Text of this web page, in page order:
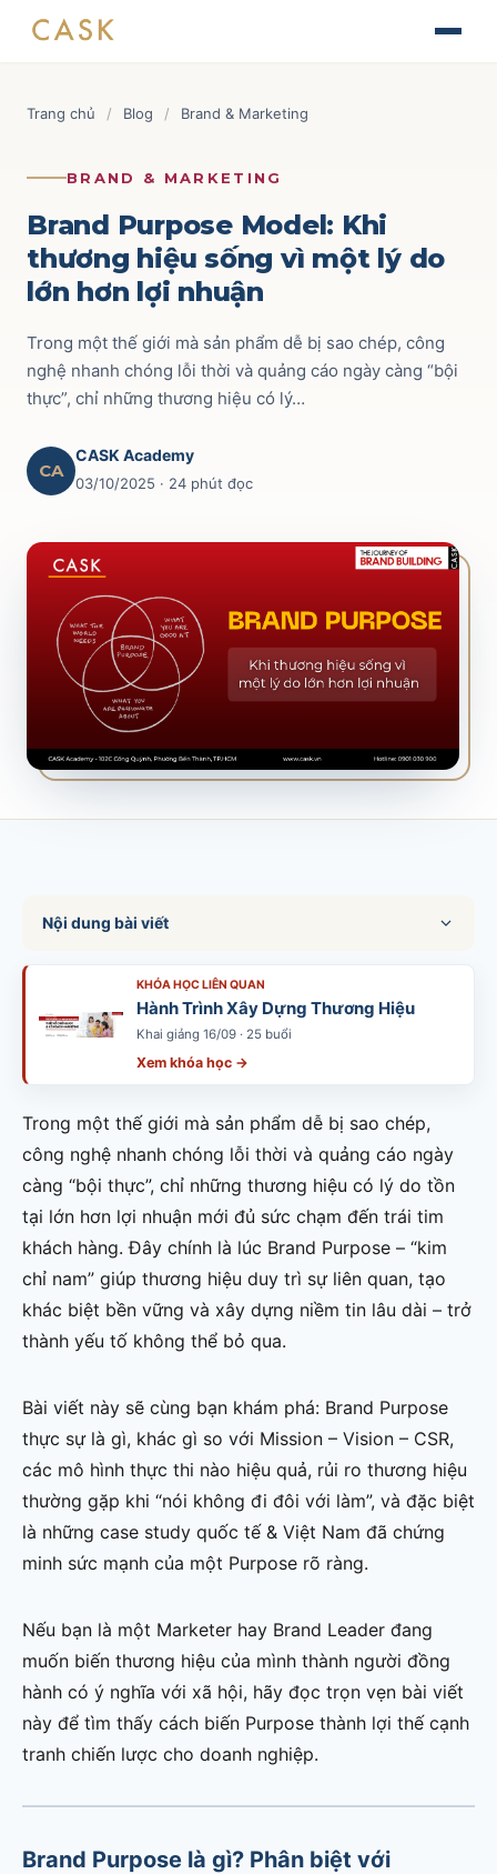
The Journey of Brand Building
Thiết kế chiến lược & kế hoạch Marketing
Tài chính ứng dụng cho quản lý thương mại
Lập kế hoạch kinh doanh hàng năm
TRADE & CHANNEL
Impactful Trade Marketing Management
Data-driven Trade Marketing Excellence
Phân tích dữ liệu Trade Marketing
Route To Market Strategy
Xây dựng hệ thống phân phối & đội sales
Modern Trade Key Account Management
Quản trị khách hàng trọng điểm kênh hiện đại
Design Winning Ecommerce Channel
Chiến lược kênh thương mại điện tử
Xem lịch khai giảng tất cả khóa học
110
Route to Market 52
Ecommerce
Commercial Finance 59
Liên hệ
Trang chủ / Blog / Brand & Marketing
BRAND & MARKETING
Brand Purpose Model: Khi
thương hiệu sống vì một lý do
lớn hơn lợi nhuận
Trong một thế giới mà sản phẩm dễ bị sao chép, công
nghệ nhanh chóng lỗi thời và quảng cáo ngày càng “bội
thực”, chỉ những thương hiệu có lý…
CA
CASK Academy
03/10/2025 · 24 phút đọc
Nội dung bài viết
KHÓA HỌC LIÊN QUAN
Hành Trình Xây Dựng Thương Hiệu
Khai giảng 16/09 · 25 buổi
Xem khóa học →
Trong một thế giới mà sản phẩm dễ bị sao chép,
công nghệ nhanh chóng lỗi thời và quảng cáo ngày
càng “bội thực”, chỉ những thương hiệu có lý do tồn
tại lớn hơn lợi nhuận mới đủ sức chạm đến trái tim
khách hàng. Đây chính là lúc Brand Purpose – “kim
chỉ nam” giúp thương hiệu duy trì sự liên quan, tạo
khác biệt bền vững và xây dựng niềm tin lâu dài – trở
thành yếu tố không thể bỏ qua.
Bài viết này sẽ cùng bạn khám phá: Brand Purpose
thực sự là gì, khác gì so với Mission – Vision – CSR,
các mô hình thực thi nào hiệu quả, rủi ro thương hiệu
thường gặp khi “nói không đi đôi với làm”, và đặc biệt
là những case study quốc tế & Việt Nam đã chứng
minh sức mạnh của một Purpose rõ ràng.
Nếu bạn là một Marketer hay Brand Leader đang
muốn biến thương hiệu của mình thành người đồng
hành có ý nghĩa với xã hội, hãy đọc trọn vẹn bài viết
này để tìm thấy cách biến Purpose thành lợi thế cạnh
tranh chiến lược cho doanh nghiệp.
Brand Purpose là gì? Phân biệt với